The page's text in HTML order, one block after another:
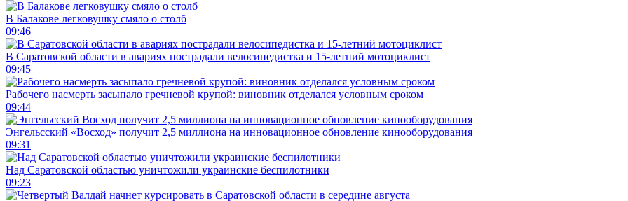
В Балакове легковушку смяло о столб
09:46
В Саратовской области в авариях пострадали велосипедистка и 15-летний мотоциклист
09:45
Рабочего насмерть засыпало гречневой крупой: виновник отделался условным сроком
09:44
Энгельсский «Восход» получит 2,5 миллиона на инновационное обновление кинооборудования
09:31
Над Саратовской областью уничтожили украинские беспилотники
09:23